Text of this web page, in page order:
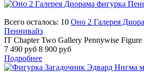
Всего осталось: 10 Оно 2 Галерея
Пеннивайз
IT Chapter Two Gallery Pennywise Figure
7 490 руб 8 900 руб
Подробнее